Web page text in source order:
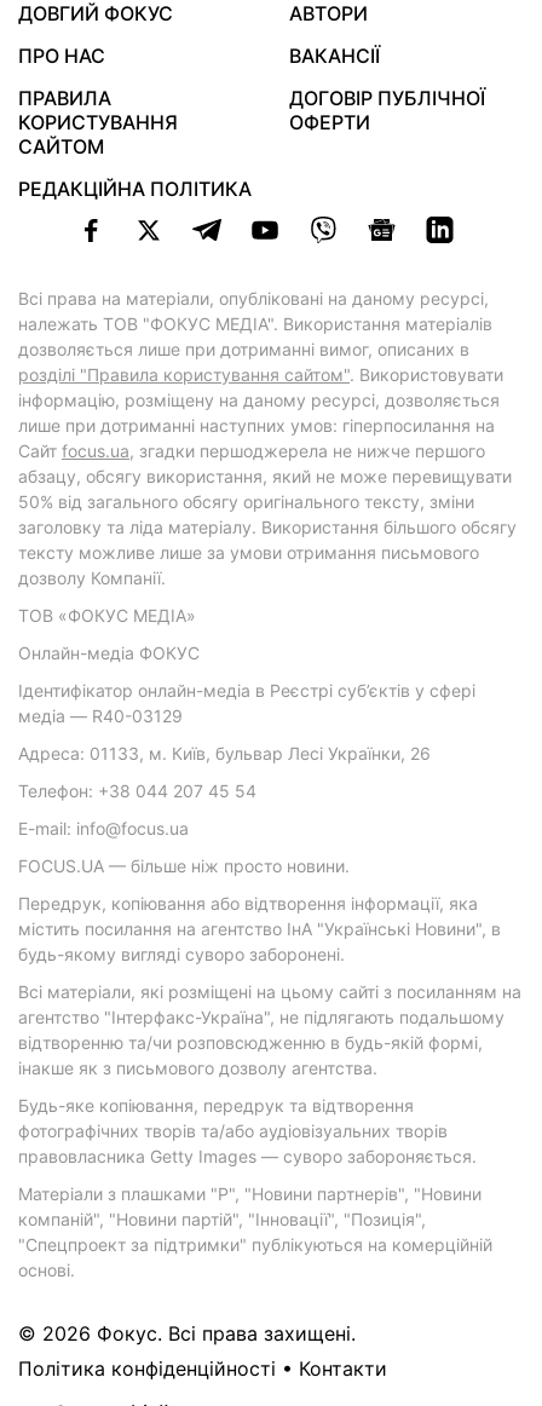
ДОВГИЙ ФОКУС
АВТОРИ
ПРО НАС
ВАКАНСІЇ
ПРАВИЛА
КОРИСТУВАННЯ
САЙТОМ
ДОГОВІР ПУБЛІЧНОЇ
ОФЕРТИ
РЕДАКЦІЙНА ПОЛІТИКА
Всі права на матеріали, опубліковані на даному ресурсі,
належать ТОВ "ФОКУС МЕДІА". Використання матеріалів
дозволяється лише при дотриманні вимог, описаних в
розділі "Правила користування сайтом". Використовувати
інформацію, розміщену на даному ресурсі, дозволяється
лише при дотриманні наступних умов: гіперпосилання на
Cайт focus.ua, згадки першоджерела не нижче першого
абзацу, обсягу використання, який не може перевищувати
50% від загального обсягу оригінального тексту, зміни
заголовку та ліда матеріалу. Використання більшого обсягу
тексту можливе лише за умови отримання письмового
дозволу Компанії.
ТОВ «ФОКУС МЕДІА»
Онлайн-медіа ФОКУС
Ідентифікатор онлайн-медіа в Реєстрі суб’єктів у сфері
медіа — R40-03129
Адреса: 01133, м. Київ, бульвар Лесі Українки, 26
Телефон: +38 044 207 45 54
E-mail: info@focus.ua
FOCUS.UA — більше ніж просто новини.
Передрук, копіювання або відтворення інформації, яка
містить посилання на агентство ІнА "Українські Новини", в
будь-якому вигляді суворо заборонені.
Всі матеріали, які розміщені на цьому сайті з посиланням на
агентство "Інтерфакс-Україна", не підлягають подальшому
відтворенню та/чи розповсюдженню в будь-якій формі,
інакше як з письмового дозволу агентства.
Будь-яке копіювання, передрук та відтворення
фотографічних творів та/або аудіовізуальних творів
правовласника Getty Images — суворо забороняється.
Матеріали з плашками "Р", "Новини партнерів", "Новини
компаній", "Новини партій", "Інновації", "Позиція",
"Спецпроект за підтримки" публікуються на комерційній
основі.
© 2026 Фокус. Всі права захищені.
Політика конфіденційності • Контакти